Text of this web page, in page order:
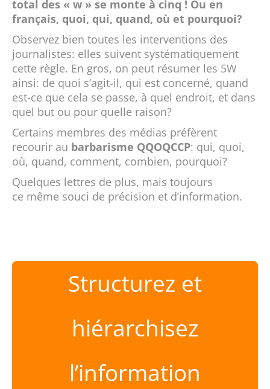
total des « w » se monte à cinq ! Ou en
français, quoi, qui, quand, où et pourquoi?
Observez bien toutes les interventions des
journalistes: elles suivent systématiquement
cette règle. En gros, on peut résumer les 5W
ainsi: de quoi s’agit-il, qui est concerné, quand
est-ce que cela se passe, à quel endroit, et dans
quel but ou pour quelle raison?
Certains membres des médias préfèrent
recourir au barbarisme QQOQCCP: qui, quoi,
où, quand, comment, combien, pourquoi?
Quelques lettres de plus, mais toujours
ce même souci de précision et d’information.
Structurez et
hiérarchisez
l’information